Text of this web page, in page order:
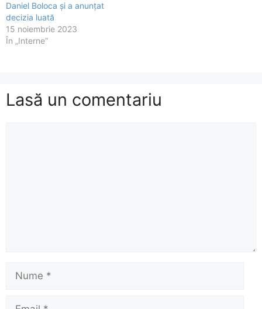
Daniel Boloca și a anunțat
decizia luată
15 noiembrie 2023
În „Interne”
Lasă un comentariu
Nume
Email